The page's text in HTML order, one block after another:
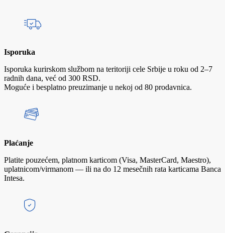
Isporuka
Isporuka kurirskom službom na teritoriji cele Srbije u roku od 2–7
radnih dana, već od 300 RSD.
Moguće i besplatno preuzimanje u nekoj od 80 prodavnica.
Plaćanje
Platite pouzećem, platnom karticom (Visa, MasterCard, Maestro),
uplatnicom/virmanom — ili na do 12 mesečnih rata karticama Banca
Intesa.